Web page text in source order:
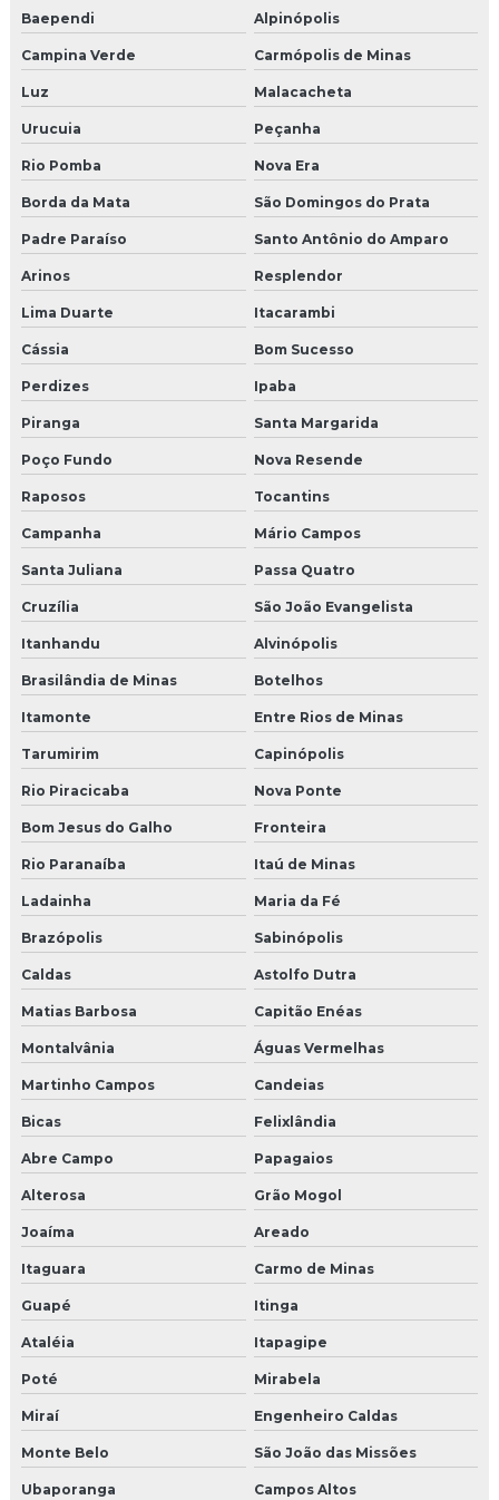
Baependi Alpinópolis
Campina Verde Carmópolis de Minas
Luz Malacacheta
Urucuia Peçanha
Rio Pomba Nova Era
Borda da Mata São Domingos do Prata
Padre Paraíso Santo Antônio do Amparo
Arinos Resplendor
Lima Duarte Itacarambi
Cássia Bom Sucesso
Perdizes Ipaba
Piranga Santa Margarida
Poço Fundo Nova Resende
Raposos Tocantins
Campanha Mário Campos
Santa Juliana Passa Quatro
Cruzília São João Evangelista
Itanhandu Alvinópolis
Brasilândia de Minas Botelhos
Itamonte Entre Rios de Minas
Tarumirim Capinópolis
Rio Piracicaba Nova Ponte
Bom Jesus do Galho Fronteira
Rio Paranaíba Itaú de Minas
Ladainha Maria da Fé
Brazópolis Sabinópolis
Caldas Astolfo Dutra
Matias Barbosa Capitão Enéas
Montalvânia Águas Vermelhas
Martinho Campos Candeias
Bicas Felixlândia
Abre Campo Papagaios
Alterosa Grão Mogol
Joaíma Areado
Itaguara Carmo de Minas
Guapé Itinga
Ataléia Itapagipe
Poté Mirabela
Miraí Engenheiro Caldas
Monte Belo São João das Missões
Ubaporanga Campos Altos